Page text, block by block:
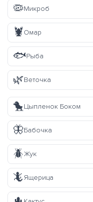
🦠Микроб
🦞Омар
🐟Рыба
🌿Веточка
🐤Цыпленок Боком
🦋Бабочка
🪲Жук
🦎Ящерица